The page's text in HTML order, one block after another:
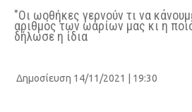
Podcasts
Viral
"Οι ωοθήκες γερνούν τι να
αριθμός των ωαρίων μας κι η
δήλωσε η ίδια
Δημοσίευση 14/11/2021 | 19:30